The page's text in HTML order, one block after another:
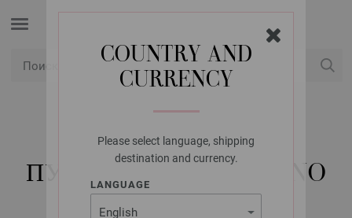
COUNTRY AND
CURRENCY
Please select language, shipping
destination and currency.
LANGUAGE
LANA GROSSA
ПУЛОВЕР COOL MERINO
COLOR